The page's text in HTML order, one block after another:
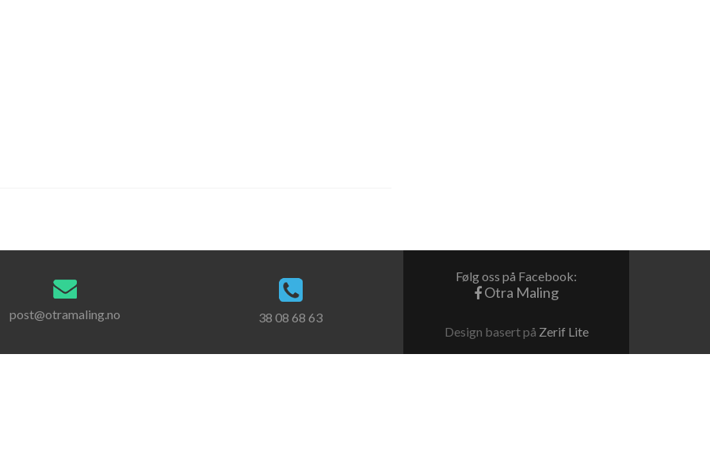
post@otramaling.no 38 08 68 63
Følg oss på Facebook:
Otra Maling
Design basert på Zerif Lite